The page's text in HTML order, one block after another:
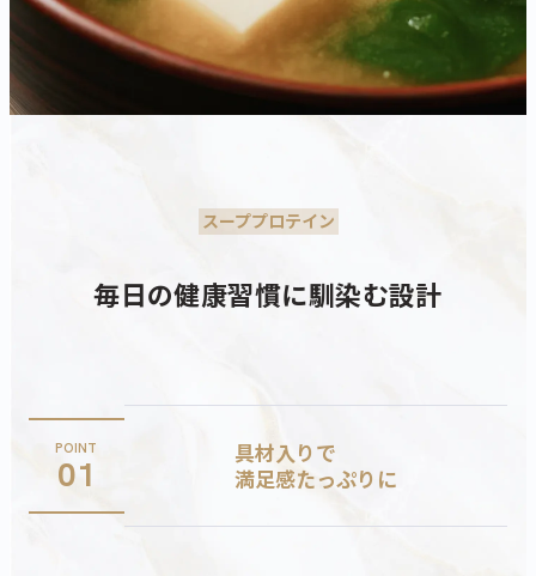
スーププロテイン
毎日の健康習慣に馴染む設計
POINT
01
具材入りで
満足感たっぷりに